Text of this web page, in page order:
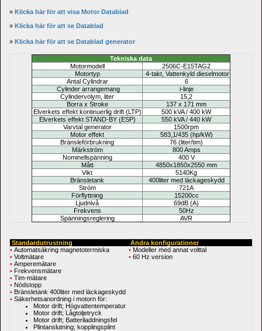
» Klicka här för att visa Motor Datablad
» Klicka här för att se Datablad
» Klicka här för att se Datablad generator
Tekniska data
Motormodell
2506C-E15TAG2
Motortyp
4-takt, Vattenkyld dieselmotor
Antal Cylindrar
6
Cylinder arrangemang
i-linje
Cylindervolym, liter
15,2
Borra x Stroke
137 x 171 mm
Elverkets effekt kontinuerlig drift (LTP)
500 kVA / 400 kW
Elverkets effekt STAND-BY (ESP)
550 kVA / 440 kW
Varvtal generator
1500rpm
Motor effekt
583,1/435 (hp/kW)
Bränsleförbrukning
76 (liter/tim)
Märkström
800 Amps
Nominellspänning
400 V
Mått
4850x1850x2550 mm
Vikt
5140Kg
Bränsletank
400liter med läckageskydd
Ström
721A
Förflyttning
15200cc
Ljudnivå
69dB (A)
Frekvens
50Hz
Spänningsreglering
AVR
Standardutrustning
Andra konfigurationer
• Automatsäkring magnetotermiska
• Voltmätare
• Amperemätare
• Frekvensmätare
• Tim-mätare
• Nödstopp
• Bränsletank 400liter med läckageskydd
• Säkerhetsanordning i motorn för:
Motor drift; Högvattentemperatur
Motor drift; Lågtoljetryck
Motor drift; Batteriladdningsfel
Plintanslutning; kopplingsplint
• Modeller med annat volttal
• 60 Hz version